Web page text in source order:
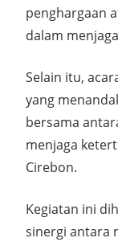
penghargaan
dalam
Selain itu,
yang
bersama
menjaga
Cirebon.
Kegiatan ini
sinergi antara